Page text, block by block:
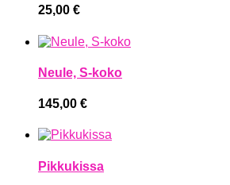
25,00 €
Neule, S-koko
145,00 €
Pikkukissa